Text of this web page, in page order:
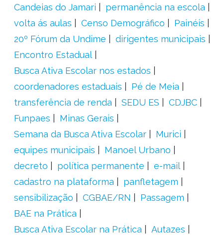
Candeias do Jamari
permanência na escola
volta ás aulas
Censo Demográfico
Painéis
20º Fórum da Undime
dirigentes municipais
Encontro Estadual
Busca Ativa Escolar nos estados
coordenadores estaduais
Pé de Meia
transferência de renda
SEDU ES
CDJBC
Funpaes
Minas Gerais
Semana da Busca Ativa Escolar
Murici
equipes municipais
Manoel Urbano
decreto
política permanente
e-mail
cadastro na plataforma
panfletagem
sensibilização
CGBAE/RN
Passagem
BAE na Prática
Busca Ativa Escolar na Prática
Autazes